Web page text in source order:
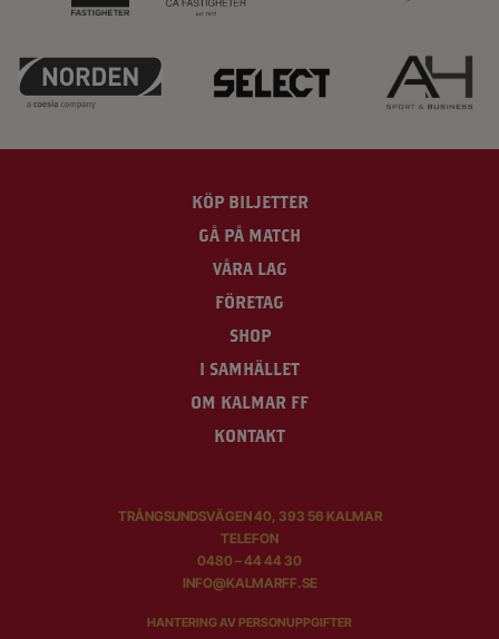
KÖP BILJETTER
GÅ PÅ MATCH
VÅRA LAG
FÖRETAG
SHOP
I SAMHÄLLET
OM KALMAR FF
KONTAKT
TRÅNGSUNDSVÄGEN 40, 393 56 KALMAR
TELEFON
0480 – 44 44 30
INFO@KALMARFF.SE
HANTERING AV PERSONUPPGIFTER